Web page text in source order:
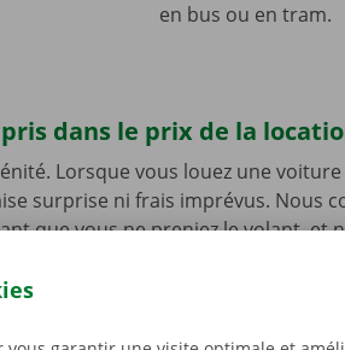
en bus ou en tram.
dans le prix de la
Lorsque vous louez une voiture
surprise ni frais imprévus. Nous
que vous ne preniez le volant, et
absolue.